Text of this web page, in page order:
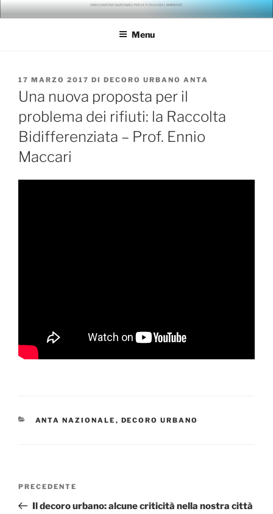
Salta
al
ANTA – ASSOCIAZIONE
NAZIONALE PER LA TUTELA
Menu
PUBBLICATO
IL
17 MARZO 2017 DI DECORO URBANO ANTA
Una nuova proposta per il
problema dei rifiuti: la Raccolta
Bidifferenziata – Prof. Ennio
Maccari
CATEGORIE
ANTA NAZIONALE , DECORO URBANO
Articolo
precedente:
PRECEDENTE
Il decoro urbano: alcune criticità nella nostra città